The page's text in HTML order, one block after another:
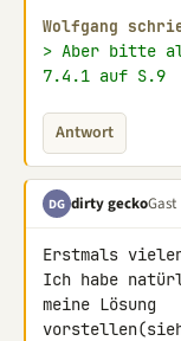
Wolfgang
> Aber bitte
7.4.1 auf S.9
Antwort
DG dirty geckoGast
Erstmals
Ich habe
meine Lösung